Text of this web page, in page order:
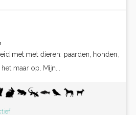
met met dieren: paarden, honden,
maar op. Mijn...